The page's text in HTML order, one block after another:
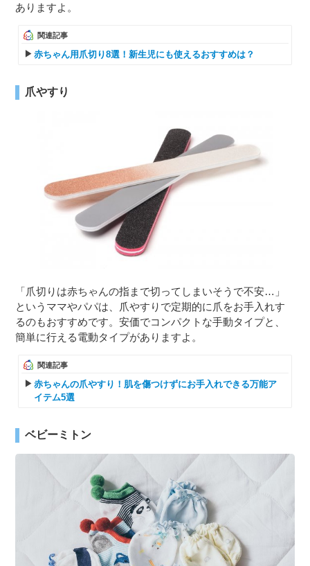
ありますよ。
関連記事
赤ちゃん用爪切り8選！新生児にも使えるおすすめは？
爪やすり
「爪切りは赤ちゃんの指まで切ってしまいそうで不安…」
というママやパパは、爪やすりで定期的に爪をお手入れす
るのもおすすめです。安価でコンパクトな手動タイプと、
簡単に行える電動タイプがありますよ。
関連記事
赤ちゃんの爪やすり！肌を傷つけずにお手入れできる万能ア
イテム5選
ベビーミトン